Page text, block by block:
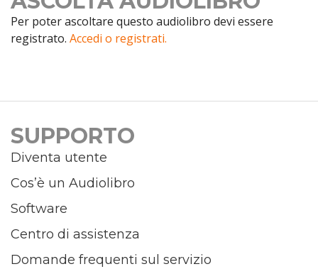
Per poter ascoltare questo audiolibro devi essere
registrato. Accedi o registrati.
SUPPORTO
Diventa utente
Cos’è un Audiolibro
Software
Centro di assistenza
Domande frequenti sul servizio